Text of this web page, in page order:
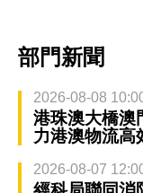
部門新聞
2026-08-08
港珠澳大橋澳
力港澳物流高
2026-08-07